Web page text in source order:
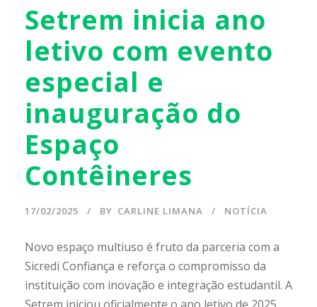
Setrem inicia ano
letivo com evento
especial e
inauguração do
Espaço
Contêineres
17/02/2025 BY CARLINE LIMANA NOTÍCIA
Novo espaço multiuso é fruto da parceria com a
Sicredi Confiança e reforça o compromisso da
instituição com inovação e integração estudantil. A